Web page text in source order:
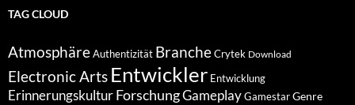
TAG CLOUD
Atmosphäre Authentizität Branche Crytek Download
Electronic Arts Entwickler Entwicklung
Erinnerungskultur ForschungGameplay Gamestar Genre